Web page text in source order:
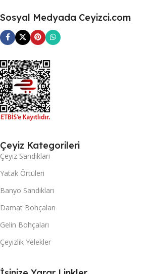
Sosyal Medyada Ceyizci.com
Çeyiz Kategorileri
Çeyiz Sandıkları
Yatak Örtüleri
Banyo Sandıkları
Damat Bohçaları
Gelin Bohçaları
Çeyizlik Yelekler